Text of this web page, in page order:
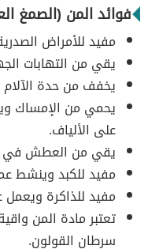
فوائد المن (الصمغ
مفيد للأمراض
يقي من التهابات
يخفف من حدة الآلام
يحمي من الإمساك
على الألياف.
يقي من العطش في
مفيد للكبد وينشط
مفيد للذاكرة ويعمل
تعتبر مادة المن
سرطان القولون.